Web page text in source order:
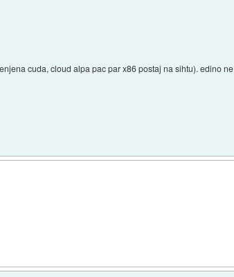
cuda, cloud alpa pac par x86 postaj na sihtu). edino ne